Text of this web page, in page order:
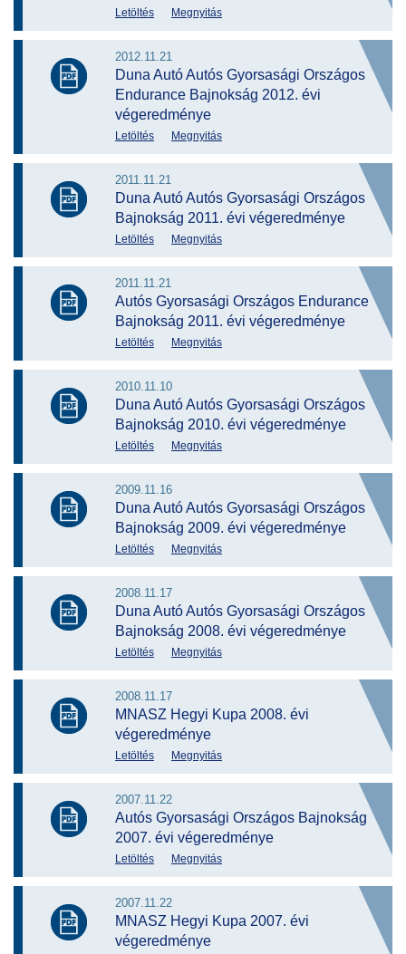
Letöltés Megnyitás
2012.11.21
Duna Autó Autós Gyorsasági Országos
Endurance Bajnokság 2012. évi
végeredménye
Letöltés Megnyitás
2011.11.21
Duna Autó Autós Gyorsasági Országos
Bajnokság 2011. évi végeredménye
Letöltés Megnyitás
2011.11.21
Autós Gyorsasági Országos Endurance
Bajnokság 2011. évi végeredménye
Letöltés Megnyitás
2010.11.10
Duna Autó Autós Gyorsasági Országos
Bajnokság 2010. évi végeredménye
Letöltés Megnyitás
2009.11.16
Duna Autó Autós Gyorsasági Országos
Bajnokság 2009. évi végeredménye
Letöltés Megnyitás
2008.11.17
Duna Autó Autós Gyorsasági Országos
Bajnokság 2008. évi végeredménye
Letöltés Megnyitás
2008.11.17
MNASZ Hegyi Kupa 2008. évi
végeredménye
Letöltés Megnyitás
2007.11.22
Autós Gyorsasági Országos Bajnokság
2007. évi végeredménye
Letöltés Megnyitás
2007.11.22
MNASZ Hegyi Kupa 2007. évi
végeredménye